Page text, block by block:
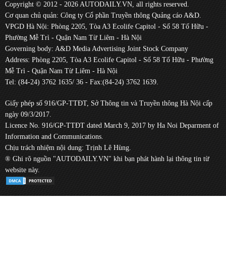
Copyright © 2012 - 2026 AUTODAILY.VN, all rights reserved.
Cơ quan chủ quản: Công ty Cổ phần Truyền thông Quảng cáo A&D.
VPGD Hà Nội: Phòng 2205, Tòa A3 Ecolife Capitol - Số 58 Tố Hữu -
Phường Mễ Trì - Quận Nam Từ Liêm - Hà Nội
Governing body: A&D Media Advertising Joint Stock Company
Address: Phòng 2205, Tòa A3 Ecolife Capitol - Số 58 Tố Hữu - Phường
Mễ Trì - Quận Nam Từ Liêm - Hà Nội
Tel: (84-24) 3762 1635/ 36 - Fax:(84-24) 3762 1639.
Giấy phép số 916/GP-TTĐT, Sở Thông tin và Truyền thông Hà Nội cấp
ngày 09/3/2017.
Licence No. 916/GP-TTĐT dated March 9, 2017 by Ha Noi Deparment of
Information and Communications.
Chịu trách nhiệm nội dung: Trịnh Lê Hùng.
® Ghi rõ nguồn "AUTODAILY.VN" khi bạn phát hành lại thông tin từ
website này.